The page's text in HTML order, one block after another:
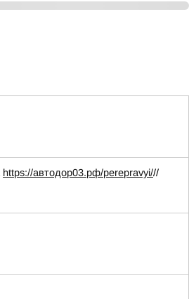
https://автодор03.рф/perepravyi///